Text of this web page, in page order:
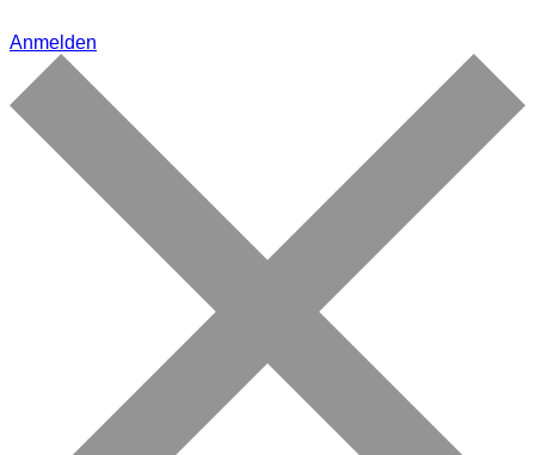
Anmelden